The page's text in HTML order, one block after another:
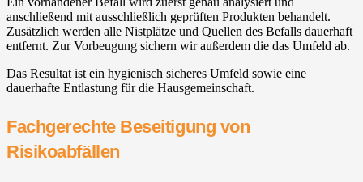
anschließend mit ausschließlich geprüften Produkten behandelt.
Zusätzlich werden alle Nistplätze und Quellen des Befalls dauerhaft
entfernt. Zur Vorbeugung sichern wir außerdem die das Umfeld ab.
Das Resultat ist ein hygienisch sicheres Umfeld sowie eine
dauerhafte Entlastung für die Hausgemeinschaft.
Fachgerechte Beseitigung von
Risikoabfällen